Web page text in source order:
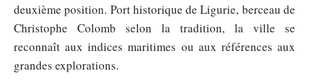
deuxième position. Port historique de Ligurie, berceau de
Christophe Colomb selon la tradition, la ville se
reconnaît aux indices maritimes ou aux références aux
grandes explorations.